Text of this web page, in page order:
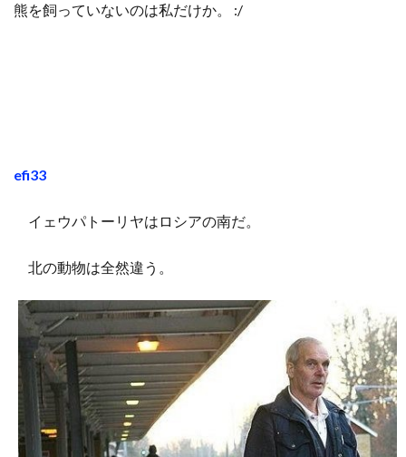
熊を飼っていないのは私だけか。 :/
efi33
イェウパトーリヤはロシアの南だ。
北の動物は全然違う。